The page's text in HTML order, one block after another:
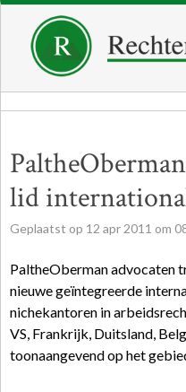
lid
Geplaatst op 12 apr 2011 om
PaltheOberman advocaten
nieuwe geïntegreerde
nichekantoren in
VS, Frankrijk, Duitsland,
toonaangevend op het